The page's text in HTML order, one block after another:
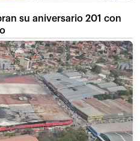
su aniversario 201 con